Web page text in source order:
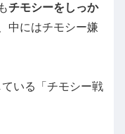
チモシーをしっか
中にはチモシー嫌
いる「チモシー戦